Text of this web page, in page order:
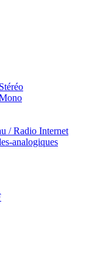
/ Radio Internet
analogiques